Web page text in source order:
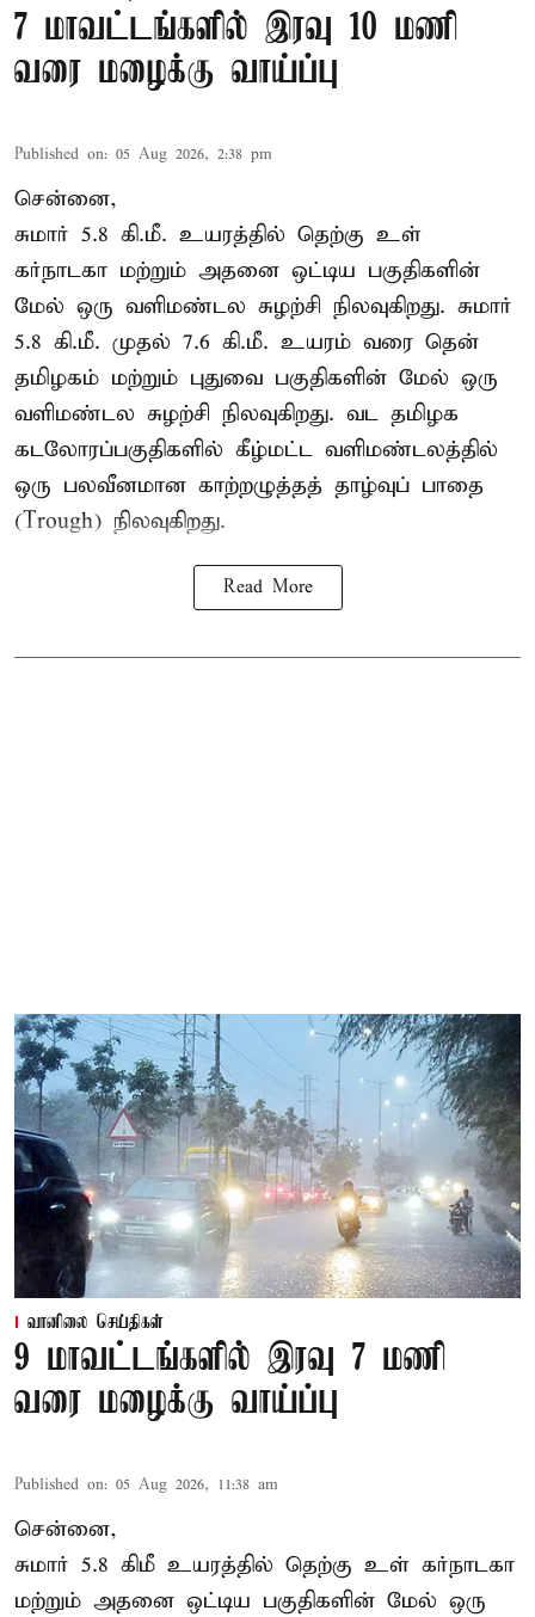
7 மாவட்டங்களில் இரவு 10 மணி
வரை மழைக்கு வாய்ப்பு
Published on: 05 Aug 2026, 2:38 pm
சென்னை,
சுமார் 5.8 கி.மீ. உயரத்தில் தெற்கு உள்
கர்நாடகா மற்றும் அதனை ஒட்டிய பகுதிகளின்
மேல் ஒரு வளிமண்டல சுழற்சி நிலவுகிறது. சுமார்
5.8 கி.மீ. முதல் 7.6 கி.மீ. உயரம் வரை தென்
தமிழகம் மற்றும் புதுவை பகுதிகளின் மேல் ஒரு
வளிமண்டல சுழற்சி நிலவுகிறது. வட தமிழக
கடலோரப்பகுதிகளில் கீழ்மட்ட வளிமண்டலத்தில்
ஒரு பலவீனமான காற்றழுத்தத் தாழ்வுப் பாதை
(Trough) நிலவுகிறது.
Read More
வானிலை செய்திகள்
9 மாவட்டங்களில் இரவு 7 மணி
வரை மழைக்கு வாய்ப்பு
Published on: 05 Aug 2026, 11:38 am
சென்னை,
சுமார் 5.8 கிமீ உயரத்தில் தெற்கு உள் கர்நாடகா
மற்றும் அதனை ஒட்டிய பகுதிகளின் மேல் ஒரு